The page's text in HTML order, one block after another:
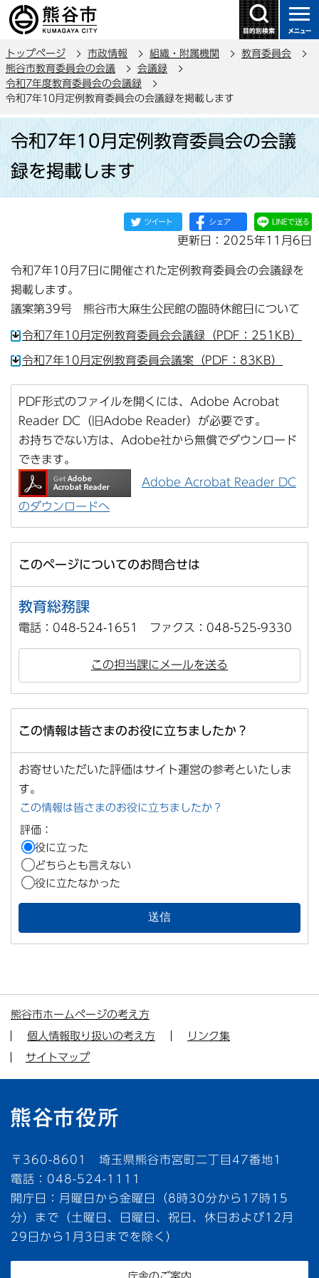
の
ー
ジ
の
先
トップページ 市政情報 組織・附属機関
教育委員会
熊谷市教育委員会の会議
会議録
令和7年度教育委員会の会議録
令和7年10月定例教育委員会の会議録を掲載します
か
令和7年10月定例教育委員会の会議
録を掲載します
更新日：2025年11月6日
令和7年10月7日に開催された定例教育委員会の会議録を
掲載します。
議案第39号 熊谷市大麻生公民館の臨時休館日について
令和7年10月定例教育委員会会議録（PDF：251KB）
令和7年10月定例教育委員会議案（PDF：83KB）
PDF形式のファイルを開くには、Adobe Acrobat
Reader DC（旧Adobe Reader）が必要です。
お持ちでない方は、Adobe社から無償でダウンロード
できます。
Adobe Acrobat Reader DC
のダウンロードへ
このページについてのお問合せは
教育総務課
電話：048-524-1651 ファクス：048-525-9330
この担当課にメールを送る
この情報は皆さまのお役に立ちましたか？
お寄せいただいた評価はサイト運営の参考といたしま
す。
この情報は皆さまのお役に立ちましたか？
評価：
役に立った
どちらとも言えない
役に立たなかった
熊谷市ホームページの考え方
個人情報取り扱いの考え方
リンク集
サイトマップ
〒360-8601 埼玉県熊谷市宮町二丁目47番地1
電話：048-524-1111
開庁日：月曜日から金曜日（8時30分から17時15
分）まで（土曜日、日曜日、祝日、休日および12月
29日から1月3日までを除く）
庁舎のご案内